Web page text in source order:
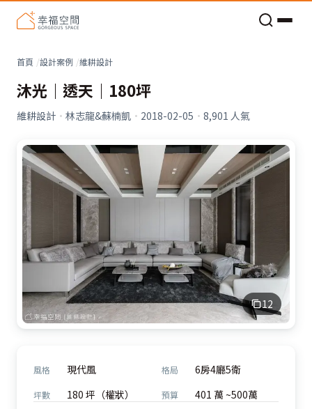
首頁 設計案例 維耕設計
沐光｜透天｜180坪
維耕設計 · 林志龍&蘇楠凱 · 2018-02-05 · 8,901 人氣
12
風格 現代風 格局 6房4廳5衛
坪數 180 坪（權狀） 預算 401 萬 ~500萬